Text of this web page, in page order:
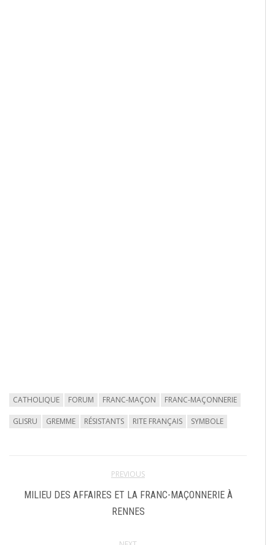
CATHOLIQUE FORUM FRANC-MAÇON FRANC-MAÇONNERIE
GLISRU GREMME RÉSISTANTS RITE FRANÇAIS SYMBOLE
PREVIOUS
MILIEU DES AFFAIRES ET LA FRANC-MAÇONNERIE À
RENNES